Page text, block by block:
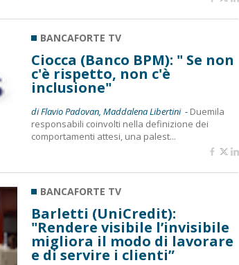
BANCAFORTE TV
Ciocca (Banco BPM): " Se non
c'è rispetto, non c'è
inclusione"
di Flavio Padovan, Maddalena Libertini - Duemila
responsabili coinvolti nella definizione dei
comportamenti attesi, una palest...
BANCAFORTE TV
Barletti (UniCredit):
"Rendere visibile l’invisibile
migliora il modo di lavorare
e di servire i clienti”